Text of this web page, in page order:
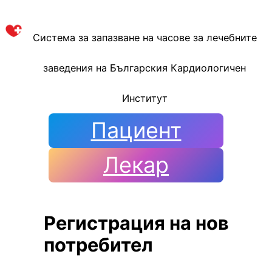
съдържанието
Система за запазване на часове за лечебните
заведения на Българския Кардиологичен
Институт
Пациент
Лекар
Регистрация на нов
потребител